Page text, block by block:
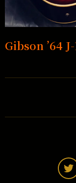
Gibson ’64